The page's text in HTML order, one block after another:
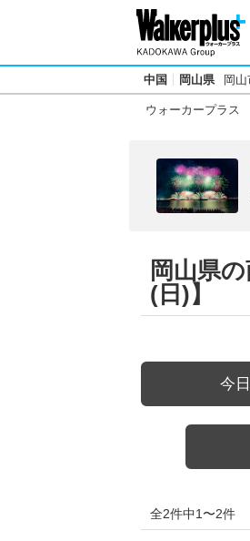
中国 岡山県 岡山
ウォーカープラス
岡山県
(日)】
今日
全2件中1〜2件